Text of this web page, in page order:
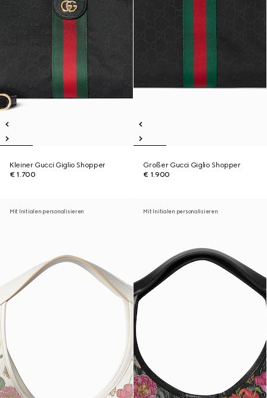
Kleiner Gucci Giglio Shopper
€ 1.700
Großer Gucci Giglio Shopper
€ 1.900
Mit Initialen personalisieren Mit Initialen personalisieren